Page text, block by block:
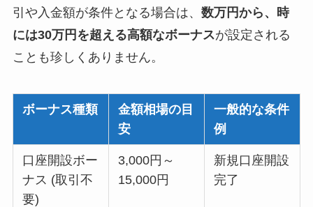
引や入金額が条件となる場合は、 数万円から、時
には30万円を超える高額なボーナスが設定される
ことも珍しくありません。
ボーナス種類
金額相場の目
安
一般的な条件
例
口座開設ボー
ナス (取引不
要)
3,000円～
15,000円
新規口座開設
完了